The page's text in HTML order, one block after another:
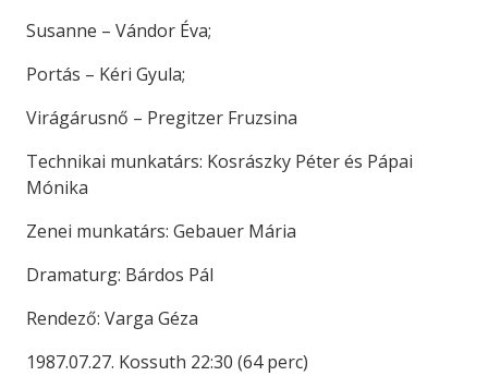
Susanne – Vándor Éva;
Portás – Kéri Gyula;
Virágárusnő – Pregitzer Fruzsina
Technikai munkatárs: Kosrászky Péter és Pápai
Mónika
Zenei munkatárs: Gebauer Mária
Dramaturg: Bárdos Pál
Rendező: Varga Géza
1987.07.27. Kossuth 22:30 (64 perc)